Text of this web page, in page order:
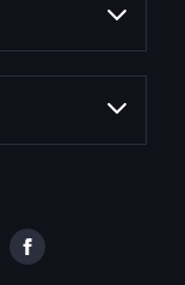
FOLLOW